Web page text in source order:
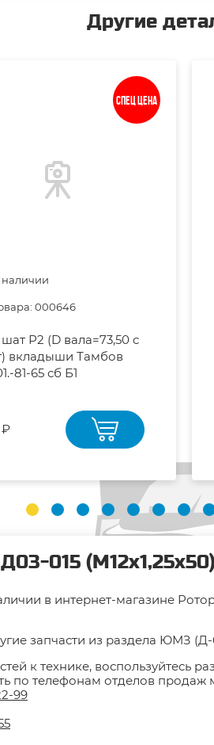
Другие
Спец цена
наличии
000646
Р2 (D вала=73,50 с
вкладыши Тамбов
81-65 сб Б1
₽
015
в интернет-магазине
запчасти из раздела ЮМЗ
к технике, воспользуйтесь
по телефонам отделов продаж
99